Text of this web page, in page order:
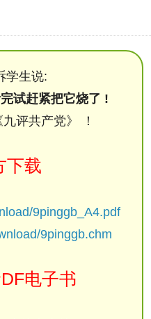
学生说:
试赶紧把它烧了 !
评共产党》 ！
下载
9pinggb_A4.pdf
9pinggb.chm
电子书